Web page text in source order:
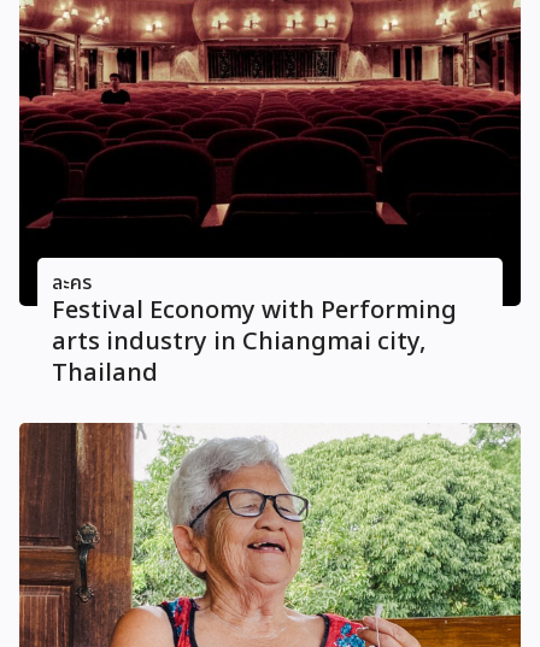
ละคร
Festival Economy with Performing
arts industry in Chiangmai city,
Thailand